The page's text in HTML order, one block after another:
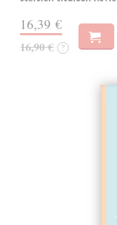
16,39 €
16,90 € ?